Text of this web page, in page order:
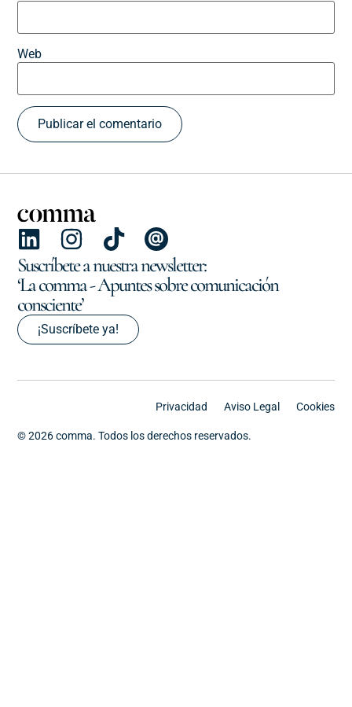
Web
Suscríbete a nuestra newsletter:
‘La comma - Apuntes sobre comunicación
consciente’
¡Suscríbete ya!
© 2026 comma. Todos los derechos reservados.
Privacidad Aviso Legal Cookies